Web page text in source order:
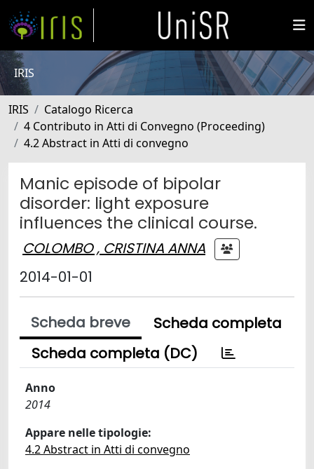
IRIS
IRIS
Catalogo Ricerca
4 Contributo in Atti di Convegno (Proceeding)
4.2 Abstract in Atti di convegno
Manic episode of bipolar
disorder: light exposure
influences the clinical course.
COLOMBO , CRISTINA ANNA
2014-01-01
Scheda breve
Scheda completa
Scheda completa (DC)
Anno
2014
Appare nelle tipologie:
4.2 Abstract in Atti di convegno